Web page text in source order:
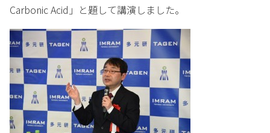
Carbonic Acid」と題して講演しました。